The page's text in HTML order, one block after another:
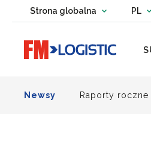
Strona globalna ChangePL
Change language
Go to home page
Newsy Raporty roczne